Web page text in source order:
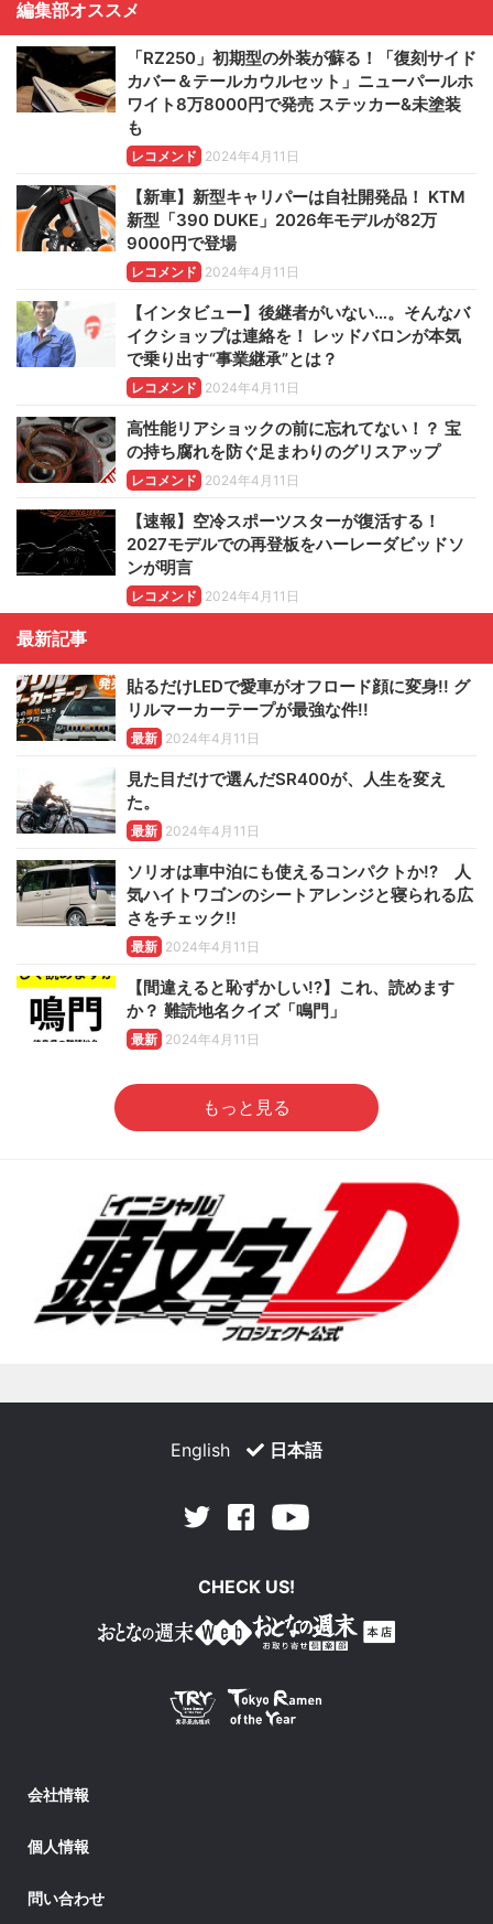
編集部オススメ
「RZ250」初期型の外装が蘇る！「復刻サイド
カバー＆テールカウルセット」ニューパールホ
ワイト8万8000円で発売 ステッカー&未塗装
も
レコメンド 2024年4月11日
【新車】新型キャリパーは自社開発品！ KTM
新型「390 DUKE」2026年モデルが82万
9000円で登場
レコメンド 2024年4月11日
【インタビュー】後継者がいない…。そんなバ
イクショップは連絡を！ レッドバロンが本気
で乗り出す“事業継承”とは？
レコメンド 2024年4月11日
高性能リアショックの前に忘れてない！？ 宝
の持ち腐れを防ぐ足まわりのグリスアップ
レコメンド 2024年4月11日
【速報】空冷スポーツスターが復活する！
2027モデルでの再登板をハーレーダビッドソ
ンが明言
レコメンド 2024年4月11日
最新記事
貼るだけLEDで愛車がオフロード顔に変身!! グ
リルマーカーテープが最強な件!!
最新 2024年4月11日
見た目だけで選んだSR400が、人生を変え
た。
最新 2024年4月11日
ソリオは車中泊にも使えるコンパクトか!? 人
気ハイトワゴンのシートアレンジと寝られる広
さをチェック!!
最新 2024年4月11日
【間違えると恥ずかしい!?】これ、読めます
か？ 難読地名クイズ「鳴門」
最新 2024年4月11日
もっと見る
English 日本語
Twitter Facebook
CHECK US!
会社情報
個人情報
問い合わせ